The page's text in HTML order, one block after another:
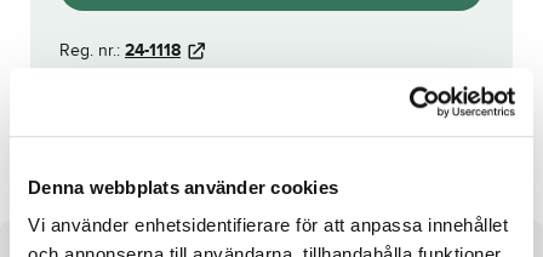
Denna webbplats använder cookies
Vi använder enhetsidentifierare för att anpassa innehållet
Reg. nr.: 24-1118
Janitor Jump the Gun